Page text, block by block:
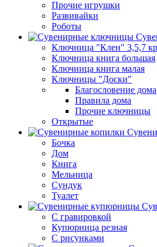
Прочие игрушки
Развивайки
Роботы
Ключница "Клен" 3,5,7
Ключница книга большая
Ключница книга малая
Ключницы "Доски"
Благословение дома
Правила дома
Прочие ключницы
Открытые
Бочка
Дом
Книга
Мельница
Сундук
Туалет
C гравировкой
Купюрница резная
С рисунками